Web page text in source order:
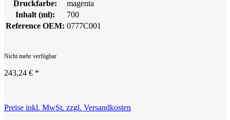
Druckfarbe:
magenta
Inhalt (ml):
700
Reference OEM: 0777C001
Nicht mehr verfügbar
243,24 € *
Preise inkl. MwSt. zzgl. Versandkosten